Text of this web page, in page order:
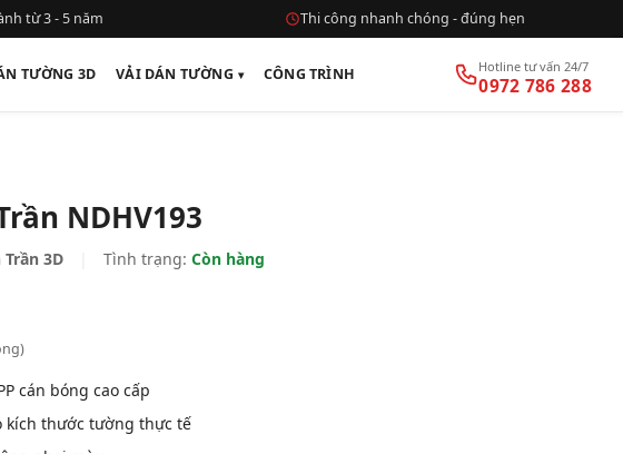
từ 3 - 5 năm Thi công nhanh chóng - đúng hẹn
TƯỜNG 3D VẢI DÁN TƯỜNG CÔNG TRÌNH Hotline tư vấn 24/7
0972 786 288
NDHV193
3D Tình trạng: Còn hàng
cán bóng cao cấp
kích thước tường thực tế